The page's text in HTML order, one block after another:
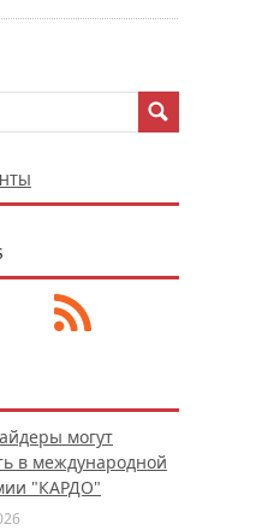
могут
в международной
"КАРДО"